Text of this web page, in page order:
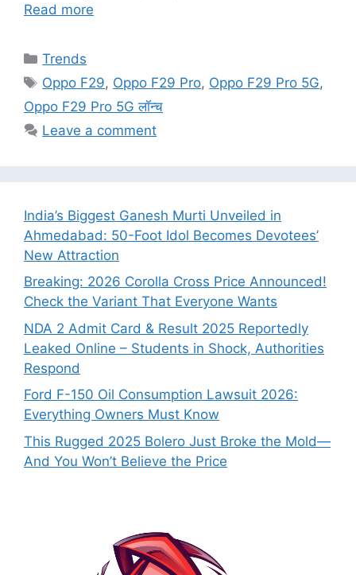
Read more
Categories
Trends
Tags
Oppo F29, Oppo F29 Pro, Oppo F29 Pro 5G,
Oppo F29 Pro 5G लॉन्च
Leave a comment
India’s Biggest Ganesh Murti Unveiled in
Ahmedabad: 50-Foot Idol Becomes Devotees’
New Attraction
Breaking: 2026 Corolla Cross Price Announced!
Check the Variant That Everyone Wants
NDA 2 Admit Card & Result 2025 Reportedly
Leaked Online – Students in Shock, Authorities
Respond
Ford F-150 Oil Consumption Lawsuit 2026:
Everything Owners Must Know
This Rugged 2025 Bolero Just Broke the Mold—
And You Won’t Believe the Price